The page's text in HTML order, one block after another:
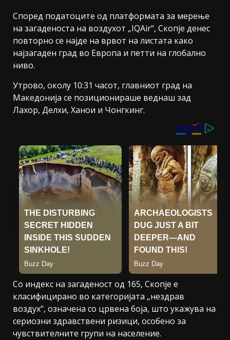
Според податоците од платформата за мерење
на загаденоста на воздухот „IQAir“, Скопје денес
повторно се најде на врвот на листата како
најзагаден град во Европа и петти на глобално
ниво.
Утрово, околу 10:31 часот, главниот град на
Македонија се позиционираше веднаш зад
Лахор, Делхи, Ханои и Чонгкинг.
Со индекс на загаденост од 165, Скопје е
класифицирано во категоријата „нездрав
воздух“, означена со црвена боја, што укажува на
сериозни здравствени ризици, особено за
чувствителните групи на население.